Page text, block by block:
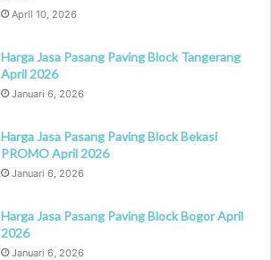
April 10, 2026
Harga Jasa Pasang Paving Block Tangerang
April 2026
Januari 6, 2026
Harga Jasa Pasang Paving Block Bekasi
PROMO April 2026
Januari 6, 2026
Harga Jasa Pasang Paving Block Bogor April
2026
Januari 6, 2026